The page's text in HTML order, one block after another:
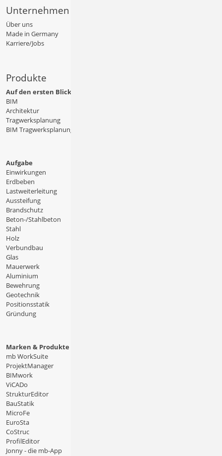
Unternehmen
Über uns
Made in Germany
Karriere/Jobs
Produkte
Auf den ersten Blick
BIM
Architektur
Tragwerksplanung
BIM Tragwerksplanung
Aufgabe
Einwirkungen
Erdbeben
Lastweiterleitung
Aussteifung
Brandschutz
Beton-/Stahlbeton
Stahl
Holz
Verbundbau
Glas
Mauerwerk
Aluminium
Bewehrung
Geotechnik
Positionsstatik
Gründung
Marken & Produkte
mb WorkSuite
ProjektManager
BIMwork
ViCADo
StrukturEditor
BauStatik
MicroFe
EuroSta
CoStruc
ProfilEditor
Jonny - die mb-App